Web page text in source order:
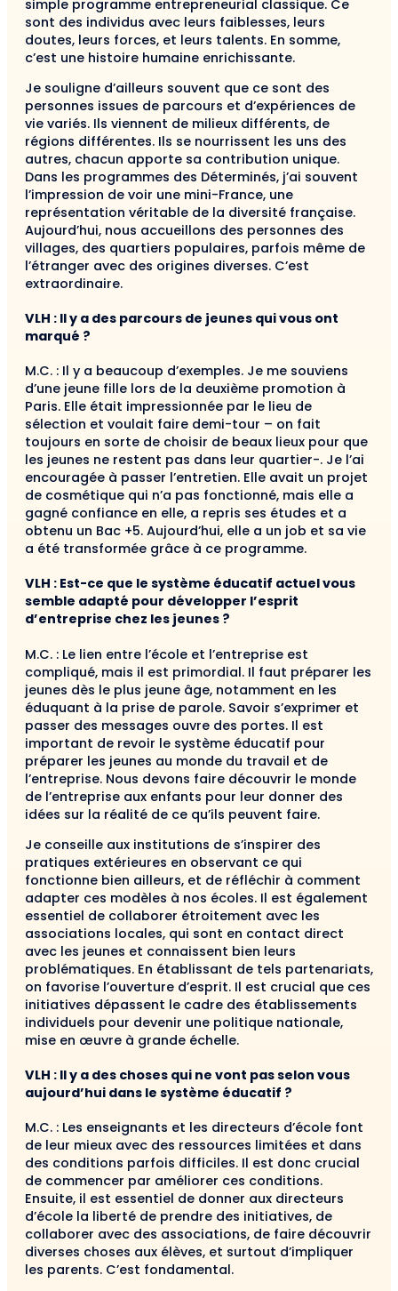
simple programme entrepreneurial classique. Ce
sont des individus avec leurs faiblesses, leurs
doutes, leurs forces, et leurs talents. En somme,
c’est une histoire humaine enrichissante.
Je souligne d’ailleurs souvent que ce sont des
personnes issues de parcours et d’expériences de
vie variés. Ils viennent de milieux différents, de
régions différentes. Ils se nourrissent les uns des
autres, chacun apporte sa contribution unique.
Dans les programmes des Déterminés, j’ai souvent
l’impression de voir une mini-France, une
représentation véritable de la diversité française.
Aujourd’hui, nous accueillons des personnes des
villages, des quartiers populaires, parfois même de
l’étranger avec des origines diverses. C’est
extraordinaire.
VLH : Il y a des parcours de jeunes qui vous ont
marqué ?
M.C. : Il y a beaucoup d’exemples. Je me souviens
d’une jeune fille lors de la deuxième promotion à
Paris. Elle était impressionnée par le lieu de
sélection et voulait faire demi-tour – on fait
toujours en sorte de choisir de beaux lieux pour que
les jeunes ne restent pas dans leur quartier-. Je l’ai
encouragée à passer l’entretien. Elle avait un projet
de cosmétique qui n’a pas fonctionné, mais elle a
gagné confiance en elle, a repris ses études et a
obtenu un Bac +5. Aujourd’hui, elle a un job et sa vie
a été transformée grâce à ce programme.
VLH : Est-ce que le système éducatif actuel vous
semble adapté pour développer l’esprit
d’entreprise chez les jeunes ?
M.C. : Le lien entre l’école et l’entreprise est
compliqué, mais il est primordial. Il faut préparer les
jeunes dès le plus jeune âge, notamment en les
éduquant à la prise de parole. Savoir s’exprimer et
passer des messages ouvre des portes. Il est
important de revoir le système éducatif pour
préparer les jeunes au monde du travail et de
l’entreprise. Nous devons faire découvrir le monde
de l’entreprise aux enfants pour leur donner des
idées sur la réalité de ce qu’ils peuvent faire.
Je conseille aux institutions de s’inspirer des
pratiques extérieures en observant ce qui
fonctionne bien ailleurs, et de réfléchir à comment
adapter ces modèles à nos écoles. Il est également
essentiel de collaborer étroitement avec les
associations locales, qui sont en contact direct
avec les jeunes et connaissent bien leurs
problématiques. En établissant de tels partenariats,
on favorise l’ouverture d’esprit. Il est crucial que ces
initiatives dépassent le cadre des établissements
individuels pour devenir une politique nationale,
mise en œuvre à grande échelle.
VLH : Il y a des choses qui ne vont pas selon vous
aujourd’hui dans le système éducatif ?
M.C. : Les enseignants et les directeurs d’école font
de leur mieux avec des ressources limitées et dans
des conditions parfois difficiles. Il est donc crucial
de commencer par améliorer ces conditions.
Ensuite, il est essentiel de donner aux directeurs
d’école la liberté de prendre des initiatives, de
collaborer avec des associations, de faire découvrir
diverses choses aux élèves, et surtout d’impliquer
les parents. C’est fondamental.